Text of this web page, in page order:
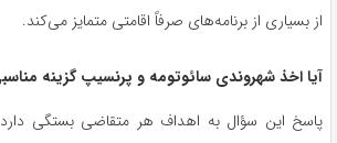
از بسیاری از برنامه‌های صرفاً اقامتی متمایز می‌کند.
آیا اخذ شهروندی سائوتومه و پرنسیپ گزینه
پاسخ این سؤال به اهداف هر متقاضی بستگی